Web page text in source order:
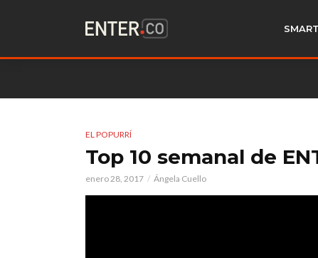
EL POPURRÍ
Top 10 semanal de
enero 28, 2017 Ángela Cuello